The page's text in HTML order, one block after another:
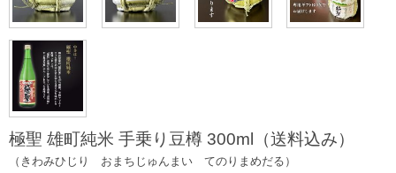
極聖 雄町純米 手乗り豆樽 300ml（送料込み）
（きわみひじり おまちじゅんまい てのりまめだる）